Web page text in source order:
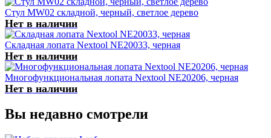
Стул MW02 складной, черный, светлое дерево
Нет в наличии
Складная лопата Nextool NE20033, черная
Нет в наличии
Многофункциональная лопата Nextool NE20206, черная
Нет в наличии
Вы недавно смотрели